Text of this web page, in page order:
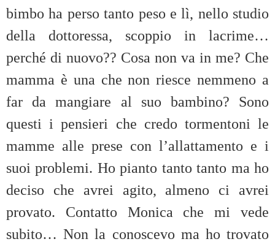
bimbo ha perso tanto peso e lì, nello studio
della dottoressa, scoppio in lacrime…
perché di nuovo?? Cosa non va in me? Che
mamma è una che non riesce nemmeno a
far da mangiare al suo bambino? Sono
questi i pensieri che credo tormentoni le
mamme alle prese con l’allattamento e i
suoi problemi. Ho pianto tanto tanto ma ho
deciso che avrei agito, almeno ci avrei
provato. Contatto Monica che mi vede
subito… Non la conoscevo ma ho trovato